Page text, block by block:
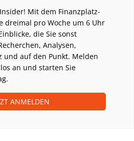
Mit dem Finanzplatz-
dreimal pro Woche um 6 Uhr
die Sie sonst
Analysen,
und auf den Punkt. Melden
an und starten Sie
ANMELDEN